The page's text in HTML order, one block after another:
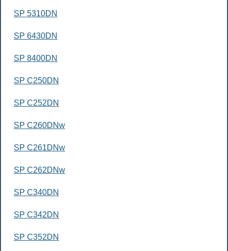
SP 5310DN
SP 6430DN
SP 8400DN
SP C250DN
SP C252DN
SP C260DNw
SP C261DNw
SP C262DNw
SP C340DN
SP C342DN
SP C352DN